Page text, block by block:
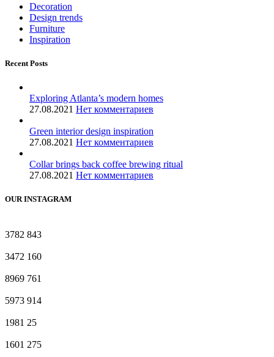
Decoration
Design trends
Furniture
Inspiration
Recent Posts
Exploring Atlanta’s modern homes
27.08.2021 Нет комментариев
Green interior design inspiration
27.08.2021 Нет комментариев
Collar brings back coffee brewing ritual
27.08.2021 Нет комментариев
OUR INSTAGRAM
3782 843
3472 160
8969 761
5973 914
1981 25
1601 275